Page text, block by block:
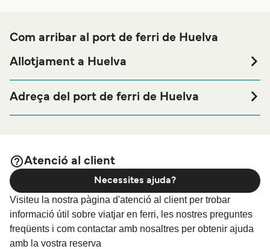
Com arribar al port de ferri de Huelva
Allotjament a Huelva
prop del port de ferri de Huelva o busques allotjament
durant tota la teva estada, visita la nostra pàgina de
Adreça del port de ferri de Huelva
Atenció al client
Visiteu la nostra pàgina d'atenció al client per trobar
informació útil sobre viatjar en ferri, les nostres preguntes
freqüents i com contactar amb nosaltres per obtenir ajuda
amb la vostra reserva
Necessites ajuda?